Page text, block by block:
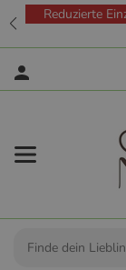
Reduzierte